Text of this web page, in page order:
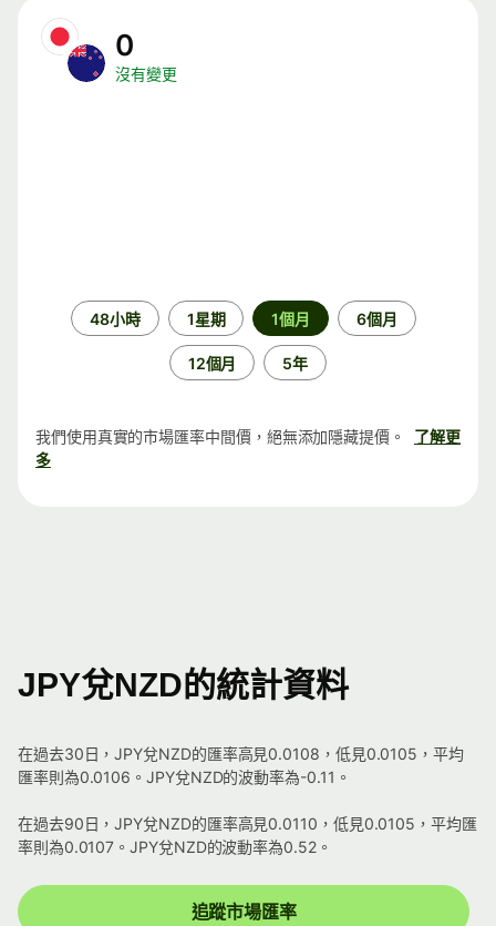
0
沒有變更
48小時 1星期 1個月 6個月
12個月 5年
我們使用真實的市場匯率中間價，絕無添加隱藏提價。
了解更
多
JPY兌NZD的統計資料
在過去30日，JPY兌NZD的匯率高見0.0108，低見0.0105，平均
匯率則為0.0106。JPY兌NZD的波動率為-0.11。
在過去90日，JPY兌NZD的匯率高見0.0110，低見0.0105，平均匯
率則為0.0107。JPY兌NZD的波動率為0.52。
追蹤市場匯率